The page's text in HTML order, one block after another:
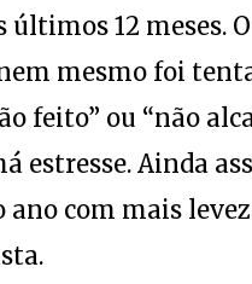
mesmo foi
feito” ou “não
estresse. Ainda
com mais